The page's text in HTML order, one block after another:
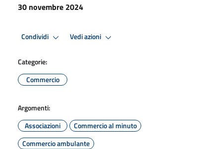
30 novembre 2024
Condividi Vedi azioni
Categorie:
Commercio
Argomenti:
Associazioni
Commercio al minuto
Commercio ambulante